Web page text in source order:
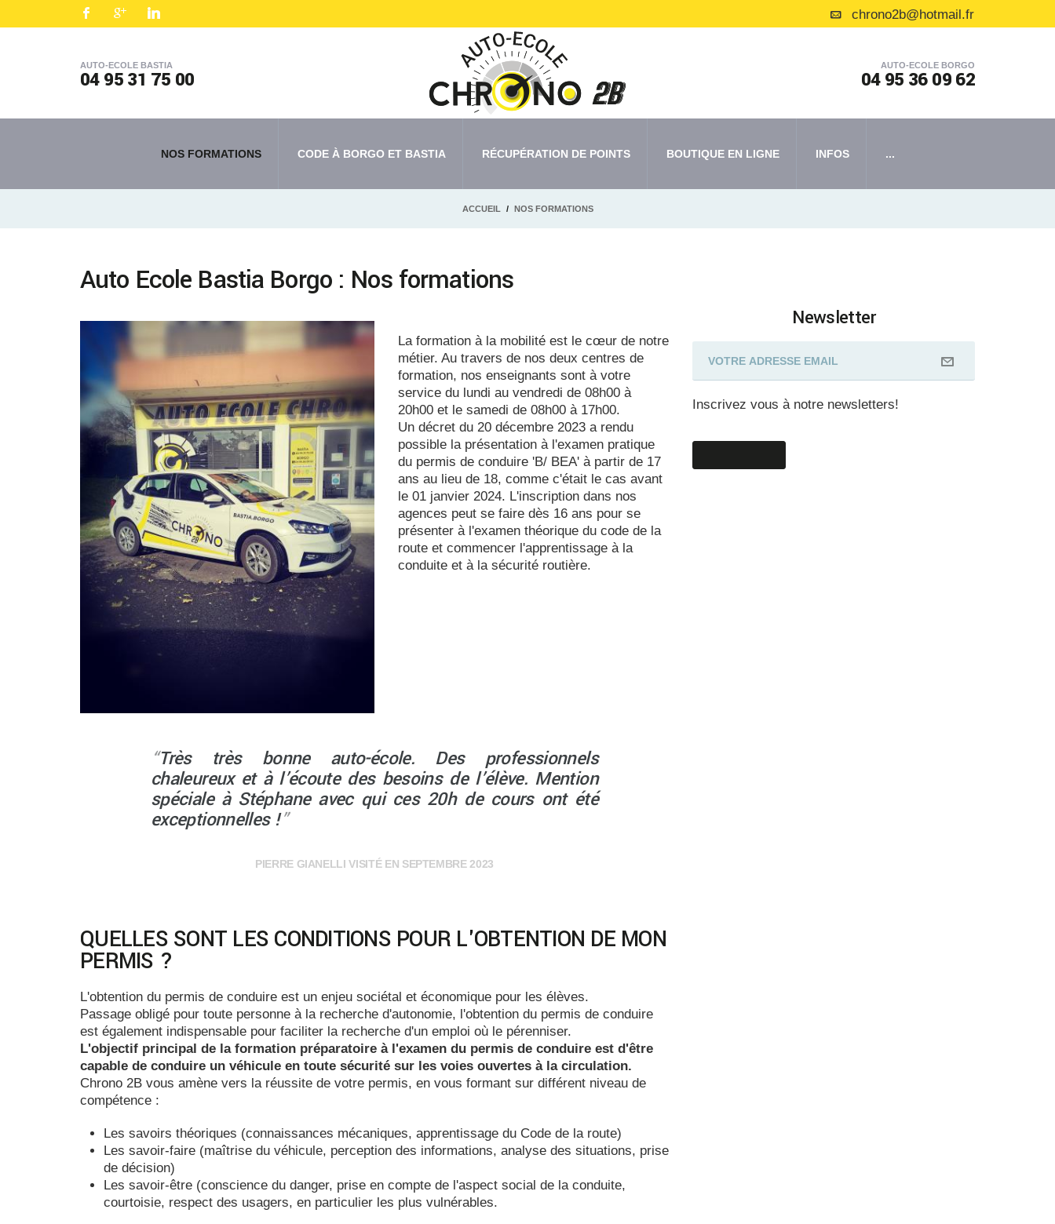
chrono2b@hotmail.fr
AUTO-ECOLE BASTIA
04 95 31 75 00
AUTO-ECOLE BORGO
04 95 36 09 62
NOS FORMATIONS CODE À BORGO ET BASTIA RÉCUPÉRATION DE POINTS BOUTIQUE EN LIGNE INFOS ...
ACCUEIL NOS FORMATIONS
Auto Ecole Bastia Borgo : Nos formations
La formation à la mobilité est le cœur de notre
métier. Au travers de nos deux centres de
formation, nos enseignants sont à votre
service du lundi au vendredi de 08h00 à
20h00 et le samedi de 08h00 à 17h00.
Un décret du 20 décembre 2023 a rendu
possible la présentation à l'examen pratique
du permis de conduire 'B/ BEA' à partir de 17
ans au lieu de 18, comme c'était le cas avant
le 01 janvier 2024. L'inscription dans nos
agences peut se faire dès 16 ans pour se
présenter à l'examen théorique du code de la
route et commencer l'apprentissage à la
conduite et à la sécurité routière.
“Très très bonne auto-école. Des professionnels
chaleureux et à l’écoute des besoins de l’élève. Mention
spéciale à Stéphane avec qui ces 20h de cours ont été
exceptionnelles !”
PIERRE GIANELLI VISITÉ EN SEPTEMBRE 2023
QUELLES SONT LES CONDITIONS POUR L'OBTENTION DE MON
PERMIS ?
L'obtention du permis de conduire est un enjeu sociétal et économique pour les élèves.
Passage obligé pour toute personne à la recherche d'autonomie, l'obtention du permis de conduire
est également indispensable pour faciliter la recherche d'un emploi où le pérenniser.
L'objectif principal de la formation préparatoire à l'examen du permis de conduire est d'être
capable de conduire un véhicule en toute sécurité sur les voies ouvertes à la circulation.
Chrono 2B vous amène vers la réussite de votre permis, en vous formant sur différent niveau de
compétence :
Les savoirs théoriques (connaissances mécaniques, apprentissage du Code de la route)
Les savoir-faire (maîtrise du véhicule, perception des informations, analyse des situations, prise
de décision)
Les savoir-être (conscience du danger, prise en compte de l'aspect social de la conduite,
courtoisie, respect des usagers, en particulier les plus vulnérables.
Newsletter
Inscrivez vous à notre newsletters!